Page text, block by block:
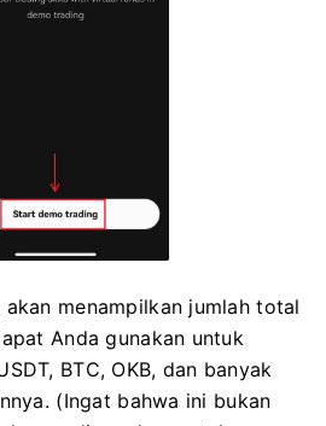
menampilkan jumlah total
Anda gunakan untuk
BTC, OKB, dan banyak
(Ingat bahwa ini bukan